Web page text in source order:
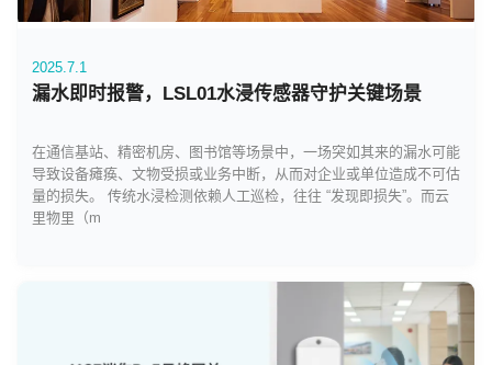
2025.7.1
漏水即时报警，LSL01水浸传感器守护关键场景
在通信基站、精密机房、图书馆等场景中，一场突如其来的漏水可能
导致设备瘫痪、文物受损或业务中断，从而对企业或单位造成不可估
量的损失。 传统水浸检测依赖人工巡检，往往 “发现即损失”。而云
里物里（m